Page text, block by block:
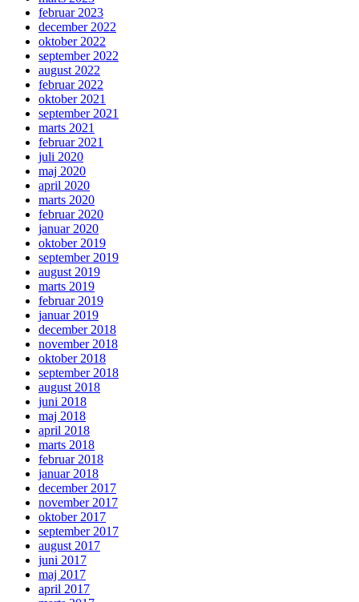
februar 2023
december 2022
oktober 2022
september 2022
august 2022
februar 2022
oktober 2021
september 2021
marts 2021
februar 2021
juli 2020
maj 2020
april 2020
marts 2020
februar 2020
januar 2020
oktober 2019
september 2019
august 2019
marts 2019
februar 2019
januar 2019
december 2018
november 2018
oktober 2018
september 2018
august 2018
juni 2018
maj 2018
april 2018
marts 2018
februar 2018
januar 2018
december 2017
november 2017
oktober 2017
september 2017
august 2017
juni 2017
maj 2017
april 2017